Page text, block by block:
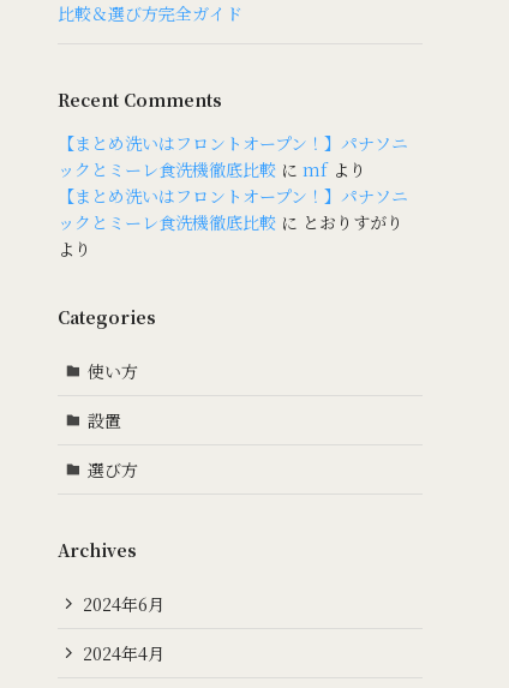
比較＆選び方完全ガイド
Recent Comments
【まとめ洗いはフロントオープン！】パナソニ
ックとミーレ食洗機徹底比較 に mfより
【まとめ洗いはフロントオープン！】パナソニ
ックとミーレ食洗機徹底比較 に とおりすがり
より
Categories
使い方
設置
選び方
Archives
2024年6月
2024年4月